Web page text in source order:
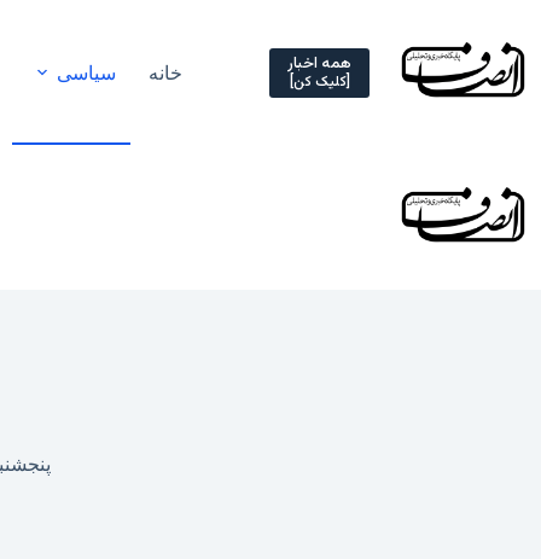
content
همه اخبار
[کلیک کن] خانه سیاسی
پنجشنبه, ۱۸ بهمن